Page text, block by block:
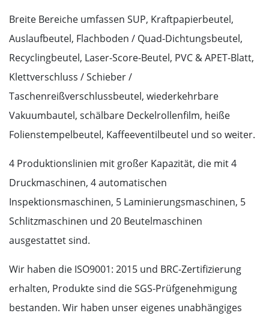
Breite Bereiche umfassen SUP, Kraftpapierbeutel,
Auslaufbeutel, Flachboden / Quad-Dichtungsbeutel,
Recyclingbeutel, Laser-Score-Beutel, PVC & APET-Blatt,
Klettverschluss / Schieber /
Taschenreißverschlussbeutel, wiederkehrbare
Vakuumbautel, schälbare Deckelrollenfilm, heiße
Folienstempelbeutel, Kaffeeventilbeutel und so weiter.
4 Produktionslinien mit großer Kapazität, die mit 4
Druckmaschinen, 4 automatischen
Inspektionsmaschinen, 5 Laminierungsmaschinen, 5
Schlitzmaschinen und 20 Beutelmaschinen
ausgestattet sind.
Wir haben die ISO9001: 2015 und BRC-Zertifizierung
erhalten, Produkte sind die SGS-Prüfgenehmigung
bestanden. Wir haben unser eigenes unabhängiges